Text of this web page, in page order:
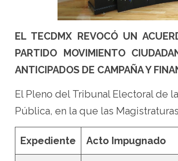
EL TECDMX REVOCÓ UN
PARTIDO MOVIMIENTO
ANTICIPADOS DE CAMPAÑA Y
El Pleno del Tribunal Electoral de
Pública, en la que las
Expediente Acto Impugnado